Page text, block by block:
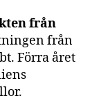
från
från
Förra året